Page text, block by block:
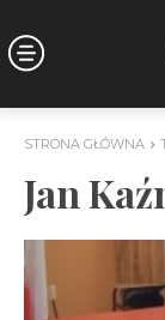
STRONA GŁÓWNA
Jan